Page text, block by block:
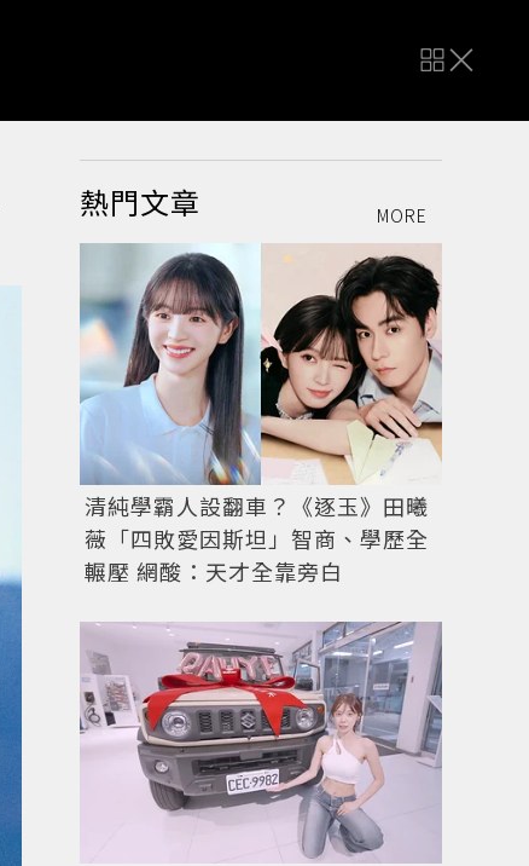
熱門文章 MORE
清純學霸人設翻車？《逐玉》田曦
薇「四敗愛因斯坦」智商、學歷全
輾壓 網酸：天才全靠旁白